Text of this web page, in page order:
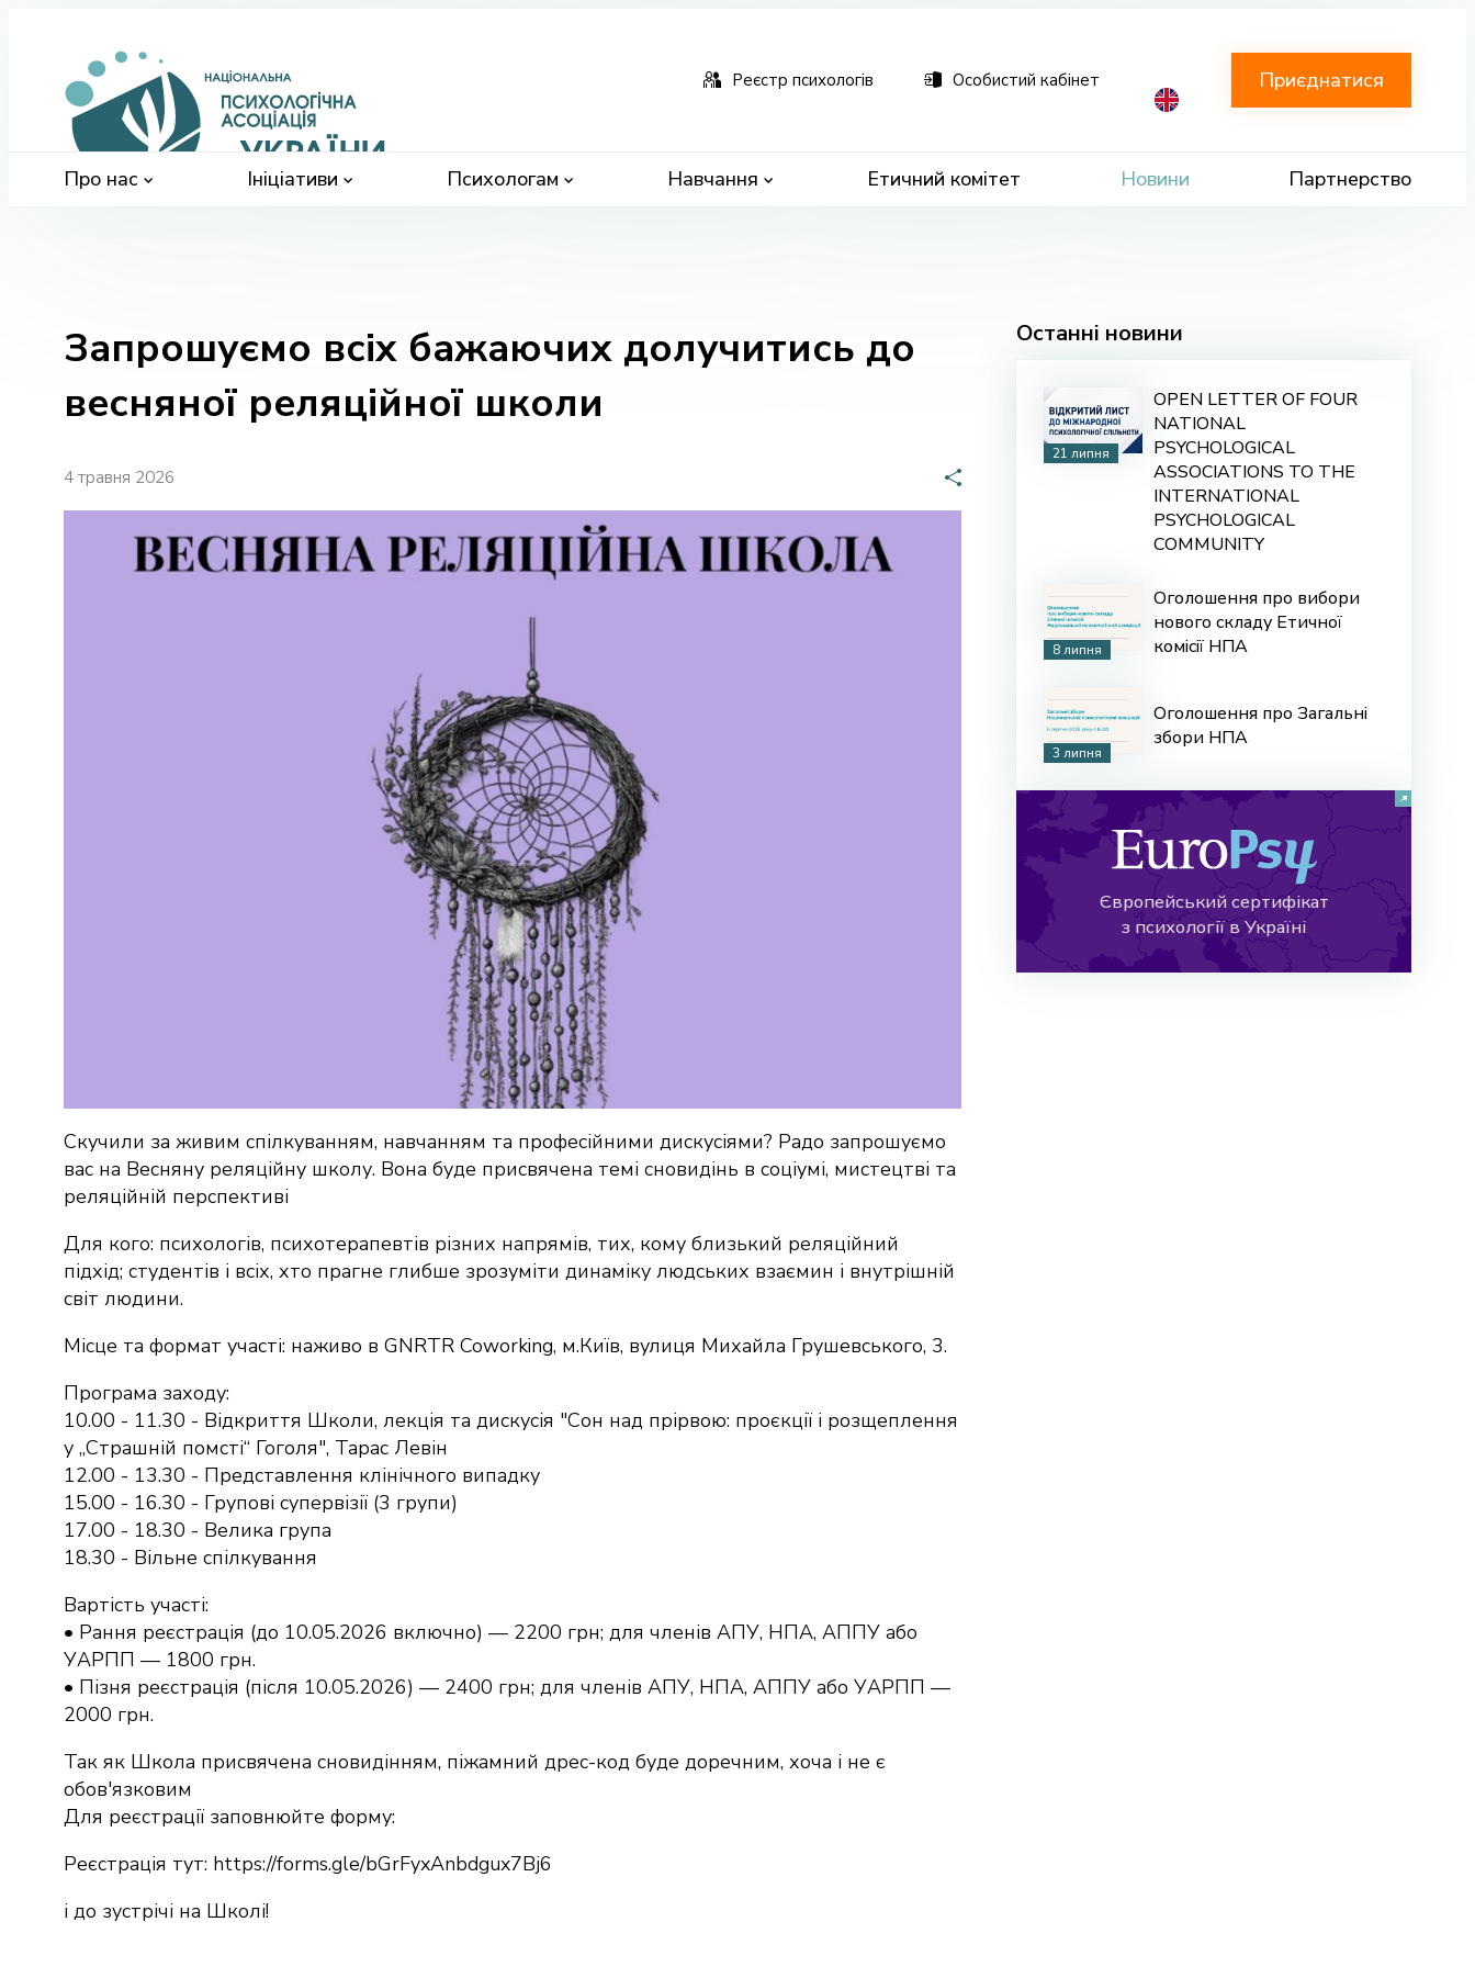
Про нас
Ініціативи Психологам Навчання Етичний комітет Новини Партнерство
Реєстр психологів Особистий кабінет Приєднатися
Запрошуємо всіх бажаючих долучитись до
весняної реляційної школи
4 травня 2026
Скучили за живим спілкуванням, навчанням та професійними дискусіями? Радо запрошуємо
вас на Весняну реляційну школу. Вона буде присвячена темі сновидінь в соціумі, мистецтві та
реляційній перспективі
Для кого: психологів, психотерапевтів різних напрямів, тих, кому близький реляційний
підхід; студентів і всіх, хто прагне глибше зрозуміти динаміку людських взаємин і внутрішній
світ людини.
Місце та формат участі: наживо в GNRTR Coworking, м.Київ, вулиця Михайла Грушевського, 3.
Програма заходу:
10.00 - 11.30 - Відкриття Школи, лекція та дискусія "Сон над прірвою: проєкції і розщеплення
у „Страшній помсті“ Гоголя", Тарас Левін
12.00 - 13.30 - Представлення клінічного випадку
15.00 - 16.30 - Групові супервізії (3 групи)
17.00 - 18.30 - Велика група
18.30 - Вільне спілкування
Вартість участі:
• Рання реєстрація (до 10.05.2026 включно) — 2200 грн; для членів АПУ, НПА, АППУ або
УАРПП — 1800 грн.
• Пізня реєстрація (після 10.05.2026) — 2400 грн; для членів АПУ, НПА, АППУ або УАРПП —
2000 грн.
Так як Школа присвячена сновидінням, піжамний дрес-код буде доречним, хоча і не є
обов'язковим
Для реєстрації заповнюйте форму:
Реєстрація тут: https://forms.gle/bGrFyxAnbdgux7Bj6
і до зустрічі на Школі!
Останні новини
21 липня
OPEN LETTER OF FOUR
NATIONAL
PSYCHOLOGICAL
ASSOCIATIONS TO THE
INTERNATIONAL
PSYCHOLOGICAL
COMMUNITY
8 липня
Оголошення про вибори
нового складу Етичної
комісії НПА
3 липня
Оголошення про Загальні
збори НПА
Європейський сертифікат
з психології в Україні